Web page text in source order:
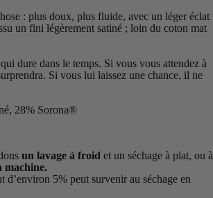
: plus doux, plus fluide, avec un léger éclat
un fini légèrement satiné ; loin du coton mat
dure dans le temps. Si vous vous attendez à
Si vous lui laissez une chance, il ne
28% Sorona®
un lavage à froid et un séchage à plat, ou à
machine.
d’environ 5% peut survenir au séchage en